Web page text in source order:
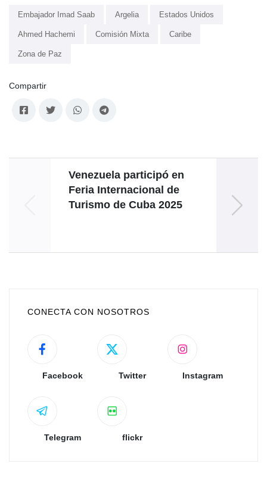
Embajador Imad Saab Argelia Estados Unidos
Ahmed Hachemi Comisión Mixta Caribe
Zona de Paz
Compartir
Venezuela participó en
Feria Internacional de
Turismo de Cuba 2025
CONECTA CON NOSOTROS
Facebook Twitter Instagram
Telegram flickr